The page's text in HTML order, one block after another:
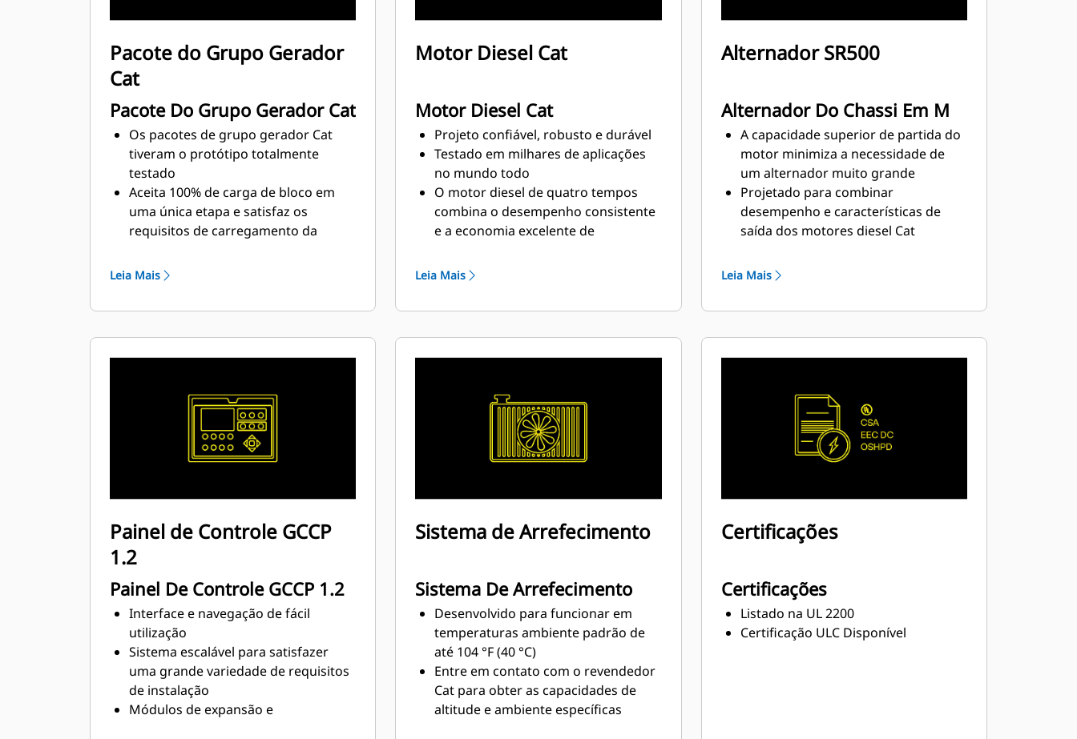
Pacote do Grupo Gerador
Cat
Pacote Do Grupo Gerador Cat
Os pacotes de grupo gerador Cat
tiveram o protótipo totalmente
testado
Aceita 100% de carga de bloco em
uma única etapa e satisfaz os
requisitos de carregamento da
Em conformidade com os requisitos
transiente da norma ISO 8528-5
Leia Mais
Motor Diesel Cat
Motor Diesel Cat
Projeto confiável, robusto e durável
Testado em milhares de aplicações
no mundo todo
O motor diesel de quatro tempos
combina o desempenho consistente
e a economia excelente de
Leia Mais
Alternador SR500
Alternador Do Chassi Em M
A capacidade superior de partida do
motor minimiza a necessidade de
um alternador muito grande
Projetado para combinar
desempenho e características de
saída dos motores diesel Cat
Leia Mais
Painel de Controle GCCP
1.2
Painel De Controle GCCP 1.2
Interface e navegação de fácil
utilização
Sistema escalável para satisfazer
uma grande variedade de requisitos
de instalação
Módulos de expansão e
Sistema de Arrefecimento
Sistema De Arrefecimento
Desenvolvido para funcionar em
temperaturas ambiente padrão de
até 104 °F (40 °C)
Entre em contato com o revendedor
Cat para obter as capacidades de
altitude e ambiente específicas
Certificações
Certificações
Listado na UL 2200
Certificação ULC Disponível